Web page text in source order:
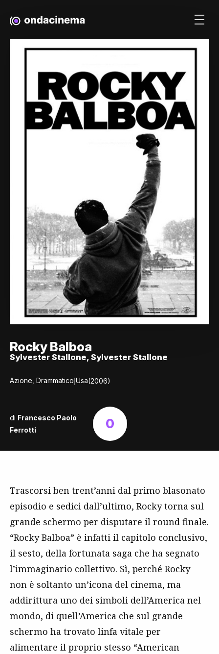
Rocky Balboa
Sylvester Stallone, Sylvester Stallone
Azione, Drammatico|Usa(2006)
di Francesco Paolo
Ferrotti
0
Trascorsi ben trent’anni dal primo blasonato
episodio e sedici dall’ultimo, Rocky torna sul
grande schermo per disputare il round finale.
“Rocky Balboa” è infatti il capitolo conclusivo,
il sesto, della fortunata saga che ha segnato
l’immaginario collettivo. Sì, perché Rocky
non è soltanto un’icona del cinema, ma
addirittura uno dei simboli dell’America nel
mondo, di quell’America che sul grande
schermo ha trovato linfa vitale per
alimentare il proprio stesso “American